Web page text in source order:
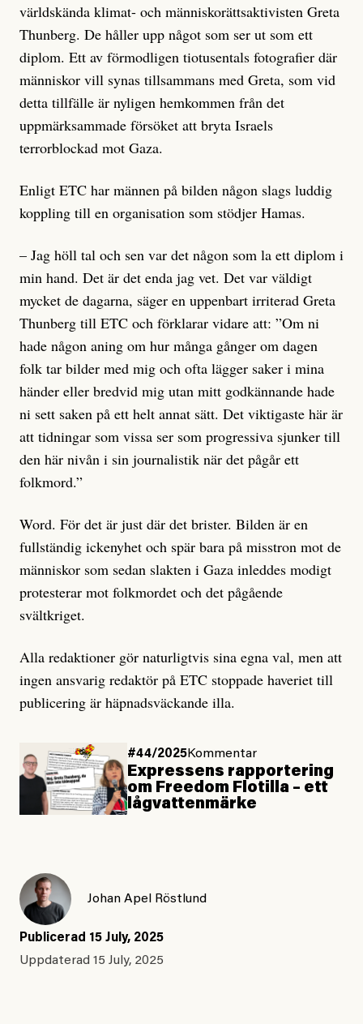
världskända klimat- och människorättsaktivisten Greta
Thunberg. De håller upp något som ser ut som ett
diplom. Ett av förmodligen tiotusentals fotografier där
människor vill synas tillsammans med Greta, som vid
detta tillfälle är nyligen hemkommen från det
uppmärksammade försöket att bryta Israels
terrorblockad mot Gaza.
Enligt ETC har männen på bilden någon slags luddig
koppling till en organisation som stödjer Hamas.
– Jag höll tal och sen var det någon som la ett diplom i
min hand. Det är det enda jag vet. Det var väldigt
mycket de dagarna, säger en uppenbart irriterad Greta
Thunberg till ETC och förklarar vidare att: ”Om ni
hade någon aning om hur många gånger om dagen
folk tar bilder med mig och ofta lägger saker i mina
händer eller bredvid mig utan mitt godkännande hade
ni sett saken på ett helt annat sätt. Det viktigaste här är
att tidningar som vissa ser som progressiva sjunker till
den här nivån i sin journalistik när det pågår ett
folkmord.”
Word. För det är just där det brister. Bilden är en
fullständig ickenyhet och spär bara på misstron mot de
människor som sedan slakten i Gaza inleddes modigt
protesterar mot folkmordet och det pågående
svältkriget.
Alla redaktioner gör naturligtvis sina egna val, men att
ingen ansvarig redaktör på ETC stoppade haveriet till
publicering är häpnadsväckande illa.
#44/2025Kommentar
Expressens rapportering
om Freedom Flotilla – ett
lågvattenmärke
Johan Apel Röstlund
Publicerad 15 July, 2025
Uppdaterad 15 July, 2025